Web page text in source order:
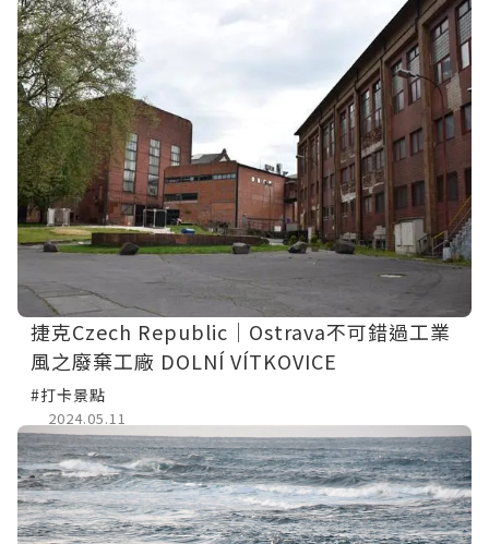
捷克Czech Republic｜Ostrava不可錯過工業
風之廢棄工廠 DOLNÍ VÍTKOVICE
#打卡景點
2024.05.11